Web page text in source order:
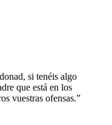
si tenéis algo
que está en los
vuestras ofensas.”